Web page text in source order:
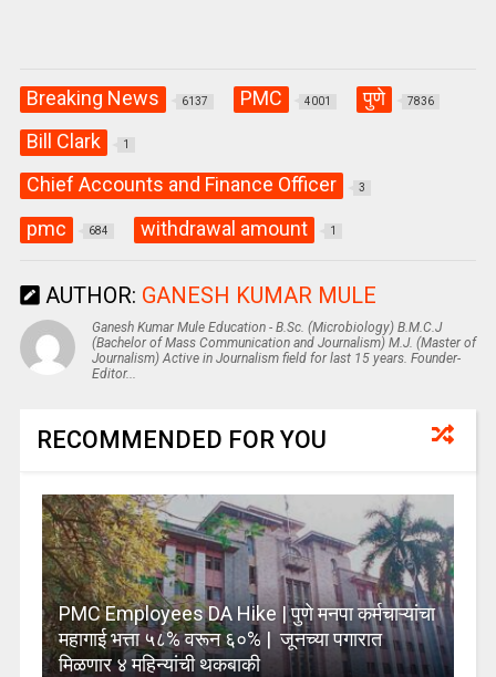
Breaking News 6137 PMC 4001 पुणे 7836
Bill Clark 1
Chief Accounts and Finance Officer 3
pmc 684 withdrawal amount 1
AUTHOR: GANESH KUMAR MULE
Ganesh Kumar Mule Education - B.Sc. (Microbiology) B.M.C.J
(Bachelor of Mass Communication and Journalism) M.J. (Master of
Journalism) Active in Journalism field for last 15 years. Founder-
Editor...
RECOMMENDED FOR YOU
PMC Employees DA Hike | पुणे मनपा कर्मचाऱ्यांचा
महागाई भत्ता ५८% वरून ६०% | जूनच्या पगारात
मिळणार ४ महिन्यांची थकबाकी